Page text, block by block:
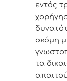
εντός
ακόμη
τα